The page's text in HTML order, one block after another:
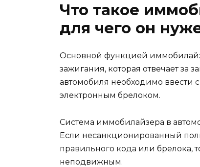
Что такое
для чего он
Основной функцией
зажигания, которая отвечает за
автомобиля необходимо ввести
электронным брелоком.
Система иммобилайзера в
Если несанкционированный
правильного кода или брелока,
неподвижным.